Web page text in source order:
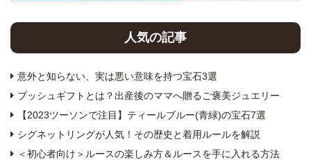
人気の記事
意外と知らない、実は悪い意味を持つ宝石3選
プッシュギフトとは？出産後のママへ贈るご褒美ジュエリー
【2023ツーソンで注目】ティールブルー(青緑)の宝石7選
シグネットリングが人気！その歴史と着用ルールを解説
＜初心者向け＞ルースの楽しみ方＆ルースを手に入れる方法